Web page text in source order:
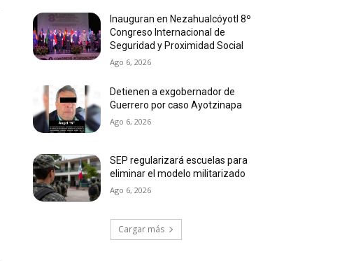
Inauguran en Nezahualcóyotl 8º
Congreso Internacional de
Seguridad y Proximidad Social
Ago 6, 2026
Detienen a exgobernador de
Guerrero por caso Ayotzinapa
Ago 6, 2026
SEP regularizará escuelas para
eliminar el modelo militarizado
Ago 6, 2026
Cargar más